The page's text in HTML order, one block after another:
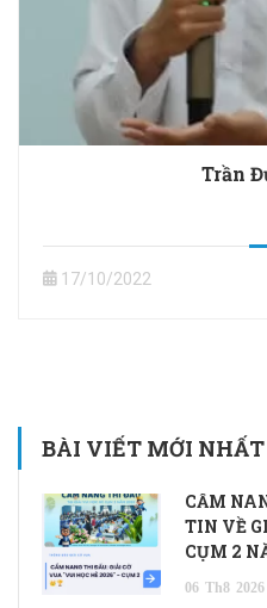
Trần
17/10/2022
BÀI VIẾT MỚI NHẤT
CẨM
TIN VỀ
CỤM 2
06 Th8 2026